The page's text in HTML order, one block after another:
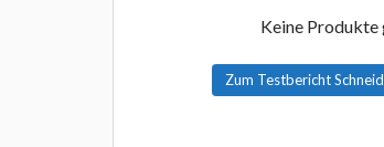
Keine Produkte
Zum Testbericht